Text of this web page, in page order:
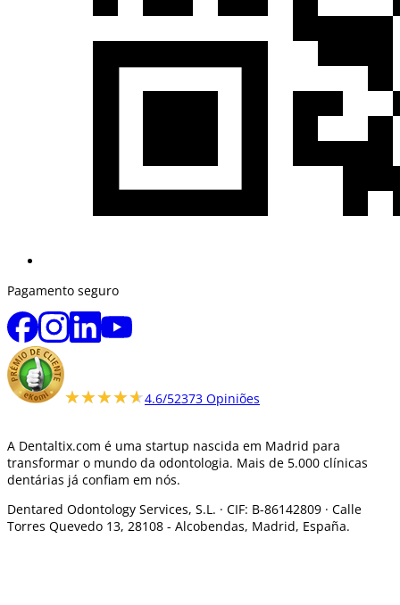
Pagamento seguro
★★★★★
★★★★★4.6/52373 Opiniões
A Dentaltix.com é uma startup nascida em Madrid para
transformar o mundo da odontologia. Mais de 5.000 clínicas
dentárias já confiam em nós.
Dentared Odontology Services, S.L. · CIF: B-86142809 · Calle
Torres Quevedo 13, 28108 - Alcobendas, Madrid, España.